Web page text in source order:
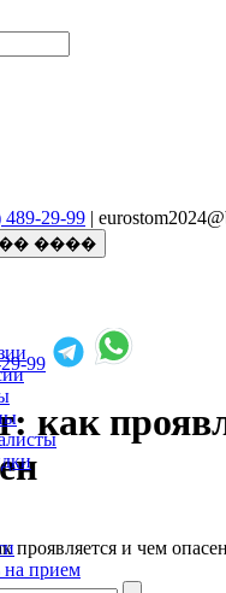
489-29-99 |
����
на прием
99
как
проявляется и чем опасен